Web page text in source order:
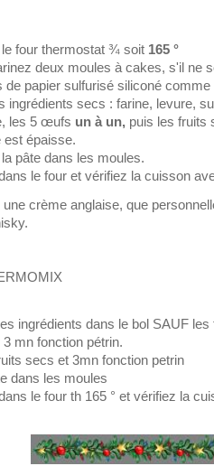
four thermostat ¾ soit 165 °
deux moules à cakes, s'il ne
de papier sulfurisé siliconé comme
ingrédients secs : farine, levure,
les 5 œufs un à un, puis les fruits
est épaisse.
pâte dans les moules.
le four et vérifiez la cuisson
crème anglaise, que
ingrédients dans le bol SAUF
mn fonction pétrin.
secs et 3mn fonction petrin
dans les moules
le four th 165 ° et vérifiez la